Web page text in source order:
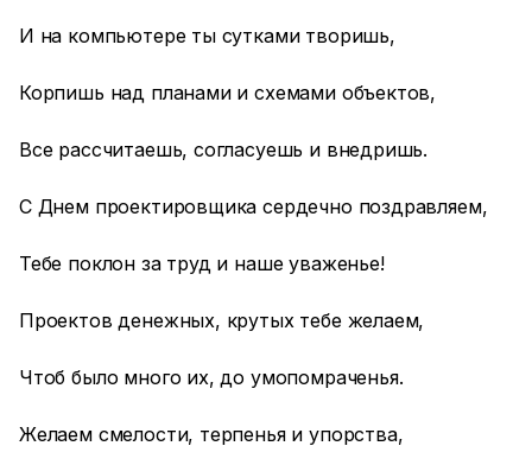
И на компьютере ты сутками творишь,
Корпишь над планами и схемами объектов,
Все рассчитаешь, согласуешь и внедришь.
С Днем проектировщика сердечно поздравляем,
Тебе поклон за труд и наше уваженье!
Проектов денежных, крутых тебе желаем,
Чтоб было много их, до умопомраченья.
Желаем смелости, терпенья и упорства,